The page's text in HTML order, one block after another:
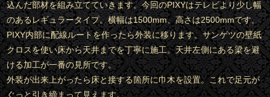
込んだ部材を組み立てていきます。今回のPIXYはテレビより少し幅
のあるレギュラータイプ。横幅は1500mm、高さは2500mmです。
PIXY内部に配線ルートを作ったら外装に移ります。サンゲツの壁紙
クロスを使い床から天井までを丁寧に施工。天井左側にある梁を避
ける加工が一番の見所です。
外装が出来上がったら床と接する箇所に巾木を設置。これで足元が
ぐっと引き締まって見えます。